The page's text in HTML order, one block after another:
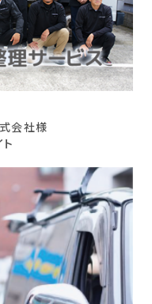
会社様